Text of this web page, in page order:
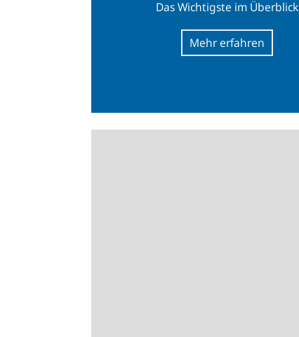
Das Wichtigste im Überblick